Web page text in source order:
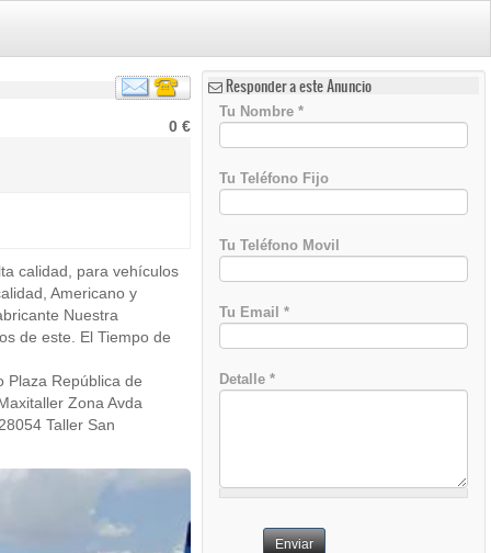
0 €
calidad, para vehículos
Americano y
Nuestra
de este. El Tiempo de
Plaza República de
Zona Avda
Taller San
Responder a este Anuncio
Tu Nombre*
Tu Teléfono Fijo
Tu Teléfono Movil
Tu Email*
Detalle*
Enviar